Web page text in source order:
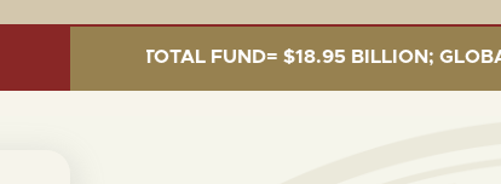
2025: TOTAL FUND= $18.95 BILLION; GLOBAL